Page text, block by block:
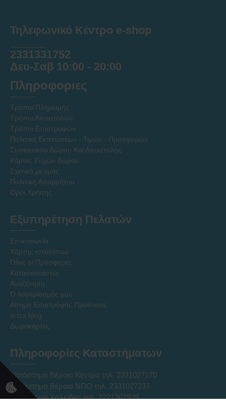
Τηλεφωνικό Κέντρο e-shop
2331331752
Δευ-Σαβ 10:00 - 20:00
Πληροφοριες
Τρόποι Πληρωμής
Τρόποι Αποστολών
Τρόποι Επιστροφών
Πολιτική Εκπτώσεων - Τιμών - Προσφορών
Συσκευασία Δώρου Και Αποστολής
Κάρτες Ευχών δώρου
Σχετικά με εμάς
Πολιτική Απορρήτου
Όροι Χρήσης
Εξυπηρέτηση Πελατών
Επικοινωνία
Χάρτης ιστότοπου
Όλες οι Προσφορές
Κατασκευαστές
Αναζήτηση
Ο λογαριασμός μου
Αίτημα Επιστροφής Προϊόντος
e-tza blog
Δωροκάρτες
Πληροφορίες Καταστήματων
Κατάστημα Βέροια Κέντρο τηλ. 2331027170
Κατάστημα Βέροια ΝΠΟ τηλ. 2331027237
Κατάστημα Χαλκίδας τηλ. 2221307939